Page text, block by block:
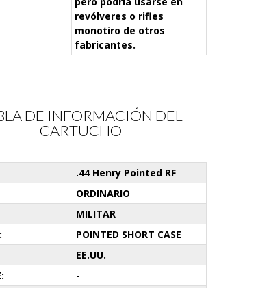
revólveres o rifles
monotiro de otros
fabricantes.
DE INFORMACIÓN DEL
CARTUCHO
.44 Henry Pointed RF
ORDINARIO
MILITAR
POINTED SHORT CASE
EE.UU.
-